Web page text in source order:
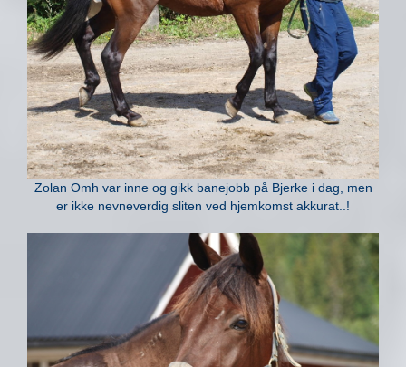
Zolan Omh var inne og gikk banejobb på Bjerke i dag, men
er ikke nevneverdig sliten ved hjemkomst akkurat..!